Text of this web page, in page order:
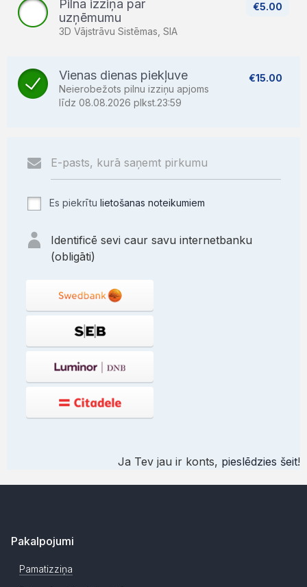
€5.00
Pilna izziņa par
uzņēmumu
3D Vājstrāvu Sistēmas, SIA
€15.00
Vienas dienas piekļuve
Neierobežots pilnu izziņu apjoms
līdz 08.08.2026 plkst.23:59
Es piekrītu lietošanas noteikumiem
Identificē sevi caur savu internetbanku
(obligāti)
Ja Tev jau ir konts, pieslēdzies šeit!
Pakalpojumi
Pamatizziņa